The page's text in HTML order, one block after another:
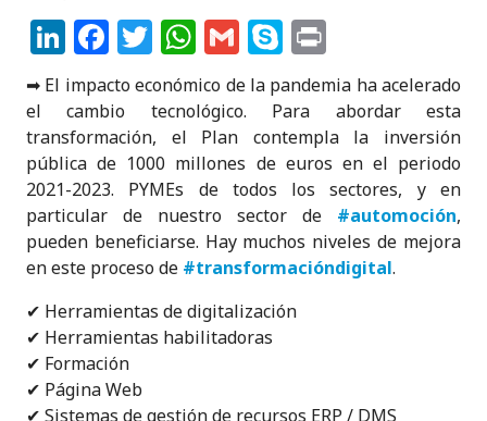
Li
n
k
e
dI
n
F
a
c
e
b
o
o
k
T
w
it
te
r
W
h
a
ts
A
p
p
G
m
ai
S
k
y
p
e
ri
n
t
➡ El impacto económico de la pandemia ha acelerado
el cambio tecnológico. Para abordar esta
transformación, el Plan contempla la inversión
pública de 1000 millones de euros en el periodo
2021-2023. PYMEs de todos los sectores, y en
particular de nuestro sector de #automoción,
pueden beneficiarse. Hay muchos niveles de mejora
en este proceso de #transformacióndigital.
✔ Herramientas de digitalización
✔ Herramientas habilitadoras
✔ Formación
✔ Página Web
✔ Sistemas de gestión de recursos ERP / DMS